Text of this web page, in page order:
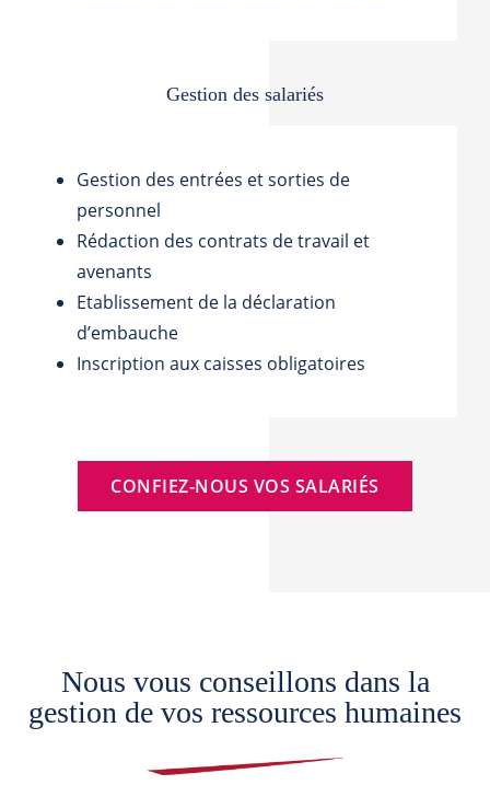
Gestion des salariés
Gestion des entrées et sorties de
personnel
Rédaction des contrats de travail et
avenants
Etablissement de la déclaration
d’embauche
Inscription aux caisses obligatoires
CONFIEZ-NOUS VOS SALARIÉS
Nous vous conseillons dans la
gestion de vos ressources humaines